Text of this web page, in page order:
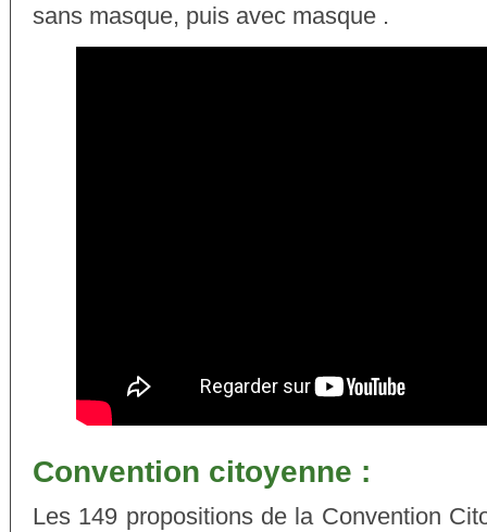
sans masque, puis avec masque .
Convention citoyenne :
Les 149 propositions de la Convention